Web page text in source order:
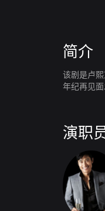
简介
该剧是卢
年纪再见
演职